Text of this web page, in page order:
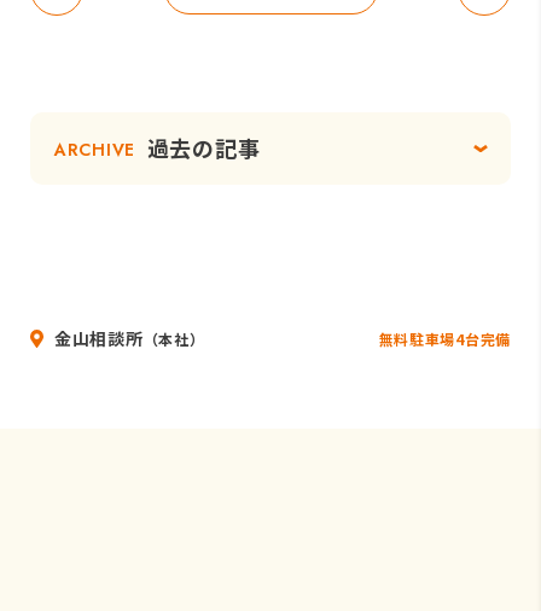
ARCHIVE 過去の記事
金山相談所 （本社） 無料駐車場4台完備